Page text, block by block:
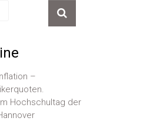
–
Hochschultag der